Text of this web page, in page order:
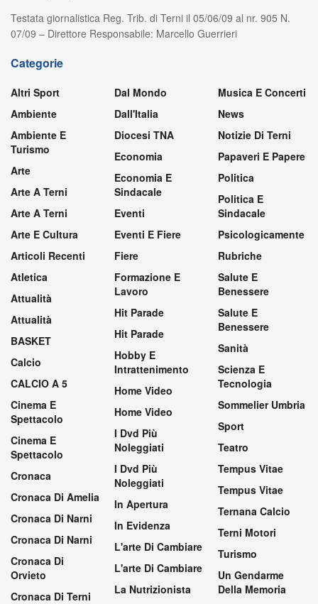
Testata giornalistica Reg. Trib. di Terni il 05/06/09 al nr. 905 N.
07/09 – Direttore Responsabile: Marcello Guerrieri
Categorie
Altri Sport
Ambiente
Ambiente E
Turismo
Arte
Arte A Terni
Arte A Terni
Arte E Cultura
Articoli Recenti
Atletica
Attualità
Attualità
BASKET
Calcio
CALCIO A 5
Cinema E
Spettacolo
Cinema E
Spettacolo
Cronaca
Cronaca Di Amelia
Cronaca Di Narni
Cronaca Di Narni
Cronaca Di
Orvieto
Cronaca Di Terni
Dal Mondo
Dall'Italia
Diocesi TNA
Economia
Economia E
Sindacale
Eventi
Eventi E Fiere
Fiere
Formazione E
Lavoro
Hit Parade
Hit Parade
Hobby E
Intrattenimento
Home Video
Home Video
I Dvd Più
Noleggiati
I Dvd Più
Noleggiati
In Apertura
In Evidenza
L'arte Di Cambiare
L'arte Di Cambiare
La Nutrizionista
Musica E Concerti
News
Notizie Di Terni
Papaveri E Papere
Politica
Politica E
Sindacale
Psicologicamente
Rubriche
Salute E
Benessere
Salute E
Benessere
Sanità
Scienza E
Tecnologia
Sommelier Umbria
Sport
Teatro
Tempus Vitae
Tempus Vitae
Ternana Calcio
Terni Motori
Turismo
Un Gendarme
Della Memoria